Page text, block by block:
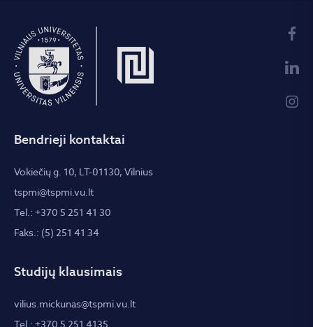
Bendrieji kontaktai
Vokiečių g. 10, LT-01130, Vilnius
tspmi@tspmi.vu.lt
Tel.: +370 5 251 41 30
Faks.: (5) 251 41 34
Studijų klausimais
vilius.mickunas@tspmi.vu.lt
Tel.: +370 5 251 4135